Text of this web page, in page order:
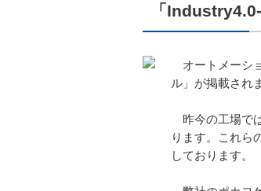
「
オートメーシ
ル」が掲載され
昨今の工場で
ります。これら
しております。